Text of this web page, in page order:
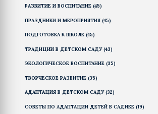
РАЗВИТИЕ И ВОСПИТАНИЕ (45)
ПРАЗДНИКИ И МЕРОПРИЯТИЯ (45)
ПОДГОТОВКА К ШКОЛЕ (45)
ТРАДИЦИИ В ДЕТСКОМ САДУ(43)
ЭКОЛОГИЧЕСКОЕ ВОСПИТАНИЕ (35)
ТВОРЧЕСКОЕ РАЗВИТИЕ (35)
АДАПТАЦИЯ В ДЕТСКОМ САДУ(32)
СОВЕТЫ ПО АДАПТАЦИИ ДЕТЕЙ В САДИКЕ (19)